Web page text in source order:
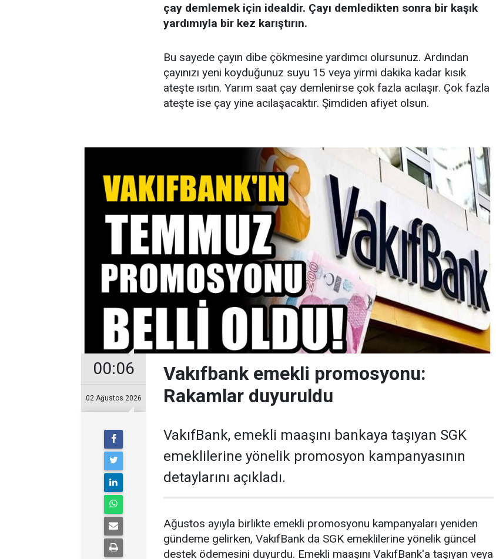
çay demlemek için idealdir. Çayı demledikten sonra bir kaşık
yardımıyla bir kez karıştırın.
Bu sayede çayın dibe çökmesine yardımcı olursunuz. Ardından
çayınızı yeni koyduğunuz suyu 15 veya yirmi dakika kadar kısık
ateşte ısıtın. Yarım saat çay demlenirse çok fazla acılaşır. Çok fazla
ateşte ise çay yine acılaşacaktır. Şimdiden afiyet olsun.
00:06
02 Ağustos 2026
Vakıfbank emekli promosyonu:
Rakamlar duyuruldu
VakıfBank, emekli maaşını bankaya taşıyan SGK
emeklilerine yönelik promosyon kampanyasının
detaylarını açıkladı.
Ağustos ayıyla birlikte emekli promosyonu kampanyaları yeniden
gündeme gelirken, VakıfBank da SGK emeklilerine yönelik güncel
destek ödemesini duyurdu. Emekli maaşını VakıfBank'a taşıyan veya